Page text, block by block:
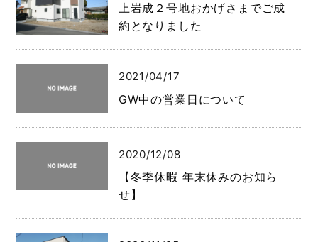
上岩成２号地おかげさまでご成
約となりました
2021/04/17
GW中の営業日について
2020/12/08
【冬季休暇 年末休みのお知ら
せ】